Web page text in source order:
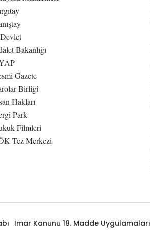
Bakanlığı
Gazete
Birliği
Hakları
Park
Filmleri
Tez Merkezi
İmar Kanunu 18. Madde